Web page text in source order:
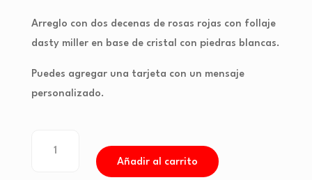
Arreglo con dos decenas de rosas rojas con follaje
dasty miller en base de cristal con piedras blancas.
Puedes agregar una tarjeta con un mensaje
personalizado.
Añadir al carrito